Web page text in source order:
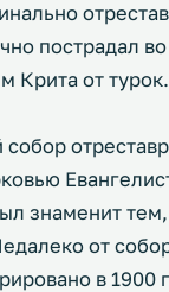
пострадал
Крита от турок.
знаменит
от
в 1900